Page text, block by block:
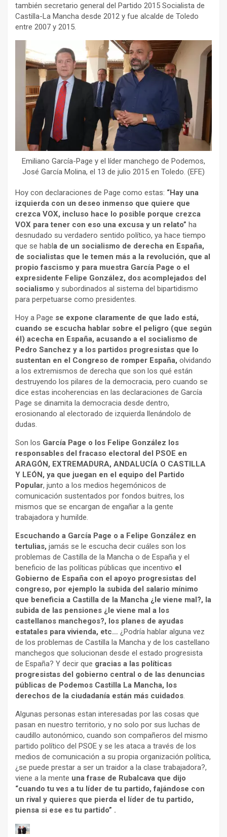
también secretario general del Partido 2015 Socialista de
Castilla-La Mancha desde 2012 y fue alcalde de Toledo
entre 2007 y 2015.
Emiliano García-Page y el líder manchego de Podemos,
José García Molina, el 13 de julio 2015 en Toledo. (EFE)
Hoy con declaraciones de Page como estas: “Hay una
izquierda con un deseo inmenso que quiere que
crezca VOX, incluso hace lo posible porque crezca
VOX para tener con eso una excusa y un relato” ha
desnudado su verdadero sentido político, ya hace tiempo
que se habl a de un socialismo de derecha en España,
de socialistas que le temen más a la revolución, que al
propio fascismo y para muestra García Page o el
expresidente Felipe González, dos acomplejados del
socialismo y subordinados al sistema del bipartidismo
para perpetuarse como presidentes.
Hoy a Page se expone claramente de que lado está,
cuando se escucha hablar sobre el peligro (que según
él) acecha en España, acusando a el socialismo de
Pedro Sanchez y a los partidos progresistas que lo
sustentan en el Congreso de romper España, olvidando
a los extremismos de derecha que son los qué están
destruyendo los pilares de la democracia, pero cuando se
dice estas incoherencias en las declaraciones de García
Page se dinamita la democracia desde dentro,
erosionando al electorado de izquierda llenándolo de
dudas.
Son los García Page o los Felipe González los
responsables del fracaso electoral del PSOE en
ARAGÓN, EXTREMADURA, ANDALUCÍA O CASTILLA
Y LEÓN, ya que juegan en el equipo del Partido
Popular, junto a los medios hegemónicos de
comunicación sustentados por fondos buitres, los
mismos que se encargan de engañar a la gente
trabajadora y humilde.
Escuchando a García Page o a Felipe González en
tertulias, jamás se le escucha decir cuáles son los
problemas de Castilla de la Mancha o de España y el
beneficio de las políticas públicas que incentivo el
Gobierno de España con el apoyo progresistas del
congreso, por ejemplo la subida del salario mínimo
que beneficia a Castilla de la Mancha ¿le viene mal?, la
subida de las pensiones ¿le viene mal a los
castellanos manchegos?, los planes de ayudas
estatales para vivienda, etc… ¿Podría hablar alguna vez
de los problemas de Castilla la Mancha y de los castellano
manchegos que solucionan desde el estado progresista
de España? Y decir que gracias a las políticas
progresistas del gobierno central o de las denuncias
públicas de Podemos Castilla La Mancha, los
derechos de la ciudadanía están más cuidados.
Algunas personas estan interesadas por las cosas que
pasan en nuestro territorio, y no solo por sus luchas de
caudillo autonómico, cuando son compañeros del mismo
partido político del PSOE y se les ataca a través de los
medios de comunicación a su propia organización política,
¿se puede prestar a ser un traidor a la clase trabajadora?,
viene a la mente una frase de Rubalcava que dijo
“cuando tu ves a tu líder de tu partido, fajándose con
un rival y quieres que pierda el líder de tu partido,
piensa si ese es tu partido” .